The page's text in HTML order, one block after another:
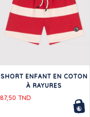
SHORT ENFANT EN COTON
À RAYURES
87,50 TND